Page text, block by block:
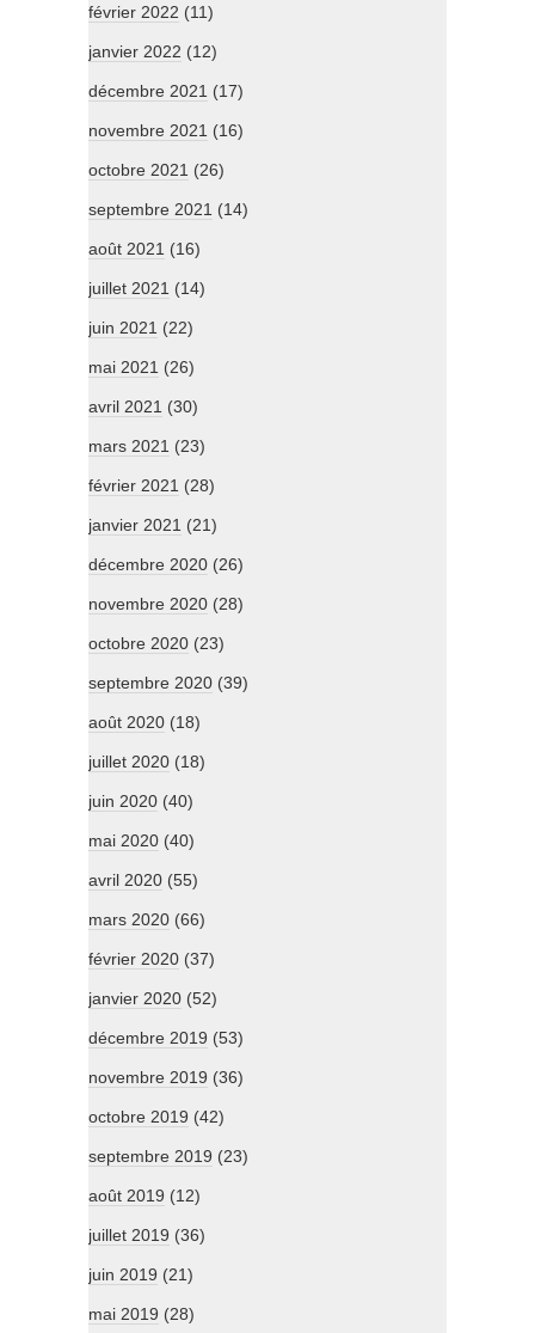
février 2022 (11)
janvier 2022 (12)
décembre 2021 (17)
novembre 2021 (16)
octobre 2021 (26)
septembre 2021 (14)
août 2021 (16)
juillet 2021 (14)
juin 2021 (22)
mai 2021 (26)
avril 2021 (30)
mars 2021 (23)
février 2021 (28)
janvier 2021 (21)
décembre 2020 (26)
novembre 2020 (28)
octobre 2020 (23)
septembre 2020 (39)
août 2020 (18)
juillet 2020 (18)
juin 2020 (40)
mai 2020 (40)
avril 2020 (55)
mars 2020 (66)
février 2020 (37)
janvier 2020 (52)
décembre 2019 (53)
novembre 2019 (36)
octobre 2019 (42)
septembre 2019 (23)
août 2019 (12)
juillet 2019 (36)
juin 2019 (21)
mai 2019 (28)